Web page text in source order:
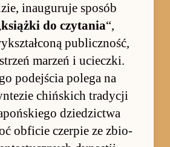
in­au­guruje spo­sób
książki do czytania“,
publicz­ność,
ma­rzeń i uciecz­ki.
po­dej­ścia po­lega na
chiń­skich tra­dycji
dzie­dzic­twa
ob­fi­cie czer­pie ze zbio­